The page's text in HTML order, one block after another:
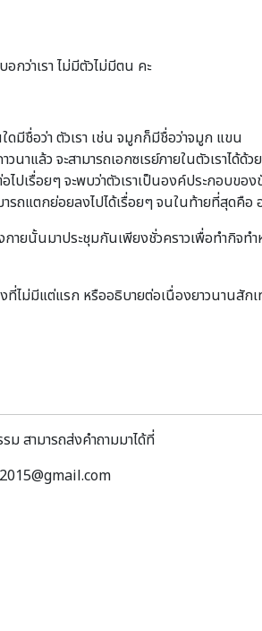
กว่าเรา ไม่มีตัวไม่มีตน คะ
ดมีชื่อว่า ตัวเรา เช่น จมูกก็มีชื่อว่าจมูก แขน
แล้ว จะสามารถเอกซเรย์ภายในตัวเราได้
ไปเรื่อยๆ จะพบว่าตัวเราเป็นองค์ประกอบ
ถแตกย่อยลงไปได้เรื่อยๆ จนในท้ายที่สุดคือ
ายนั้นมาประชุมกันเพียงชั่วคราวเพื่อทำกิจ
มีแต่แรก หรืออธิบายต่อเนื่องยาวนานสักเท่
สามารถส่งคำถามมาได้ที่